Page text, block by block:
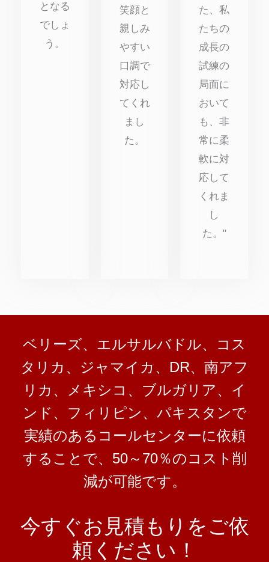
となる
でしょ
う。
笑顔と
親しみ
やすい
口調で
対応し
てくれ
まし
た。
た、私
たちの
成長の
試練の
局面に
おいて
も、非
常に柔
軟に対
応して
くれま
し
た。"
ベリーズ、エルサルバドル、コス
タリカ、ジャマイカ、DR、南アフ
リカ、メキシコ、ブルガリア、イ
ンド、フィリピン、パキスタンで
実績のあるコールセンターに依頼
することで、50～70％のコスト削
減が可能です。
今すぐお見積もりをご依
頼ください！